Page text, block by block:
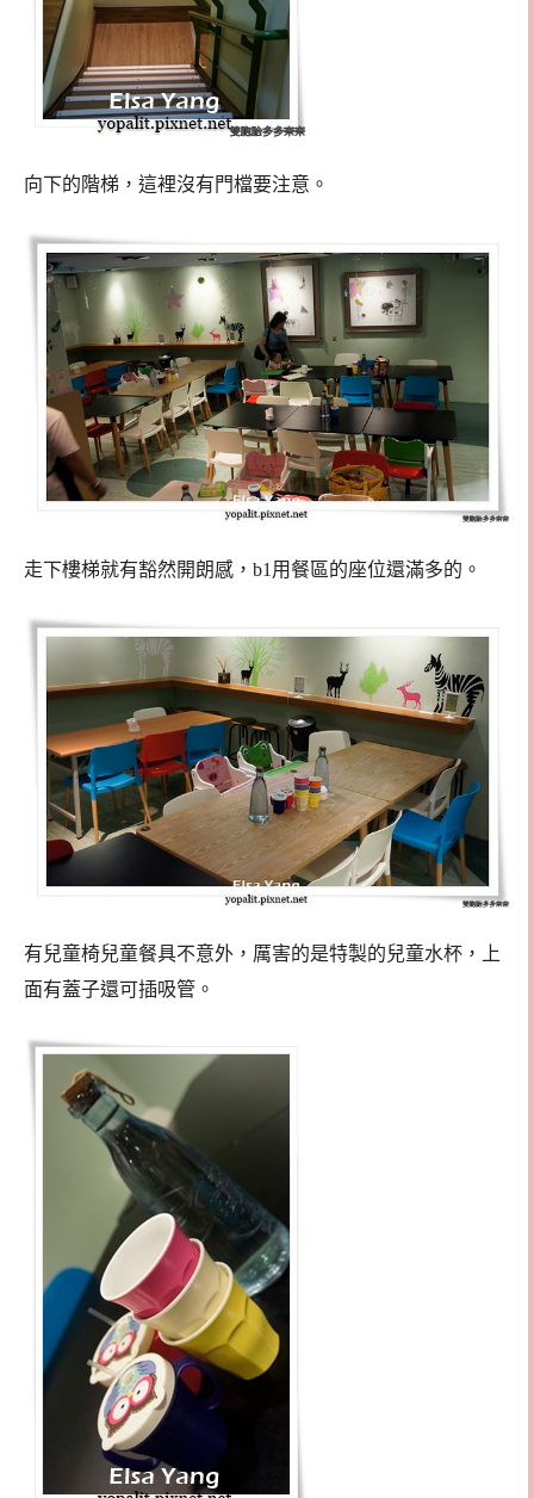
向下的階梯，這裡沒有門檔要注意。
走下樓梯就有豁然開朗感，b1用餐區的座位還滿多的。
有兒童椅兒童餐具不意外，厲害的是特製的兒童水杯，上
面有蓋子還可插吸管。